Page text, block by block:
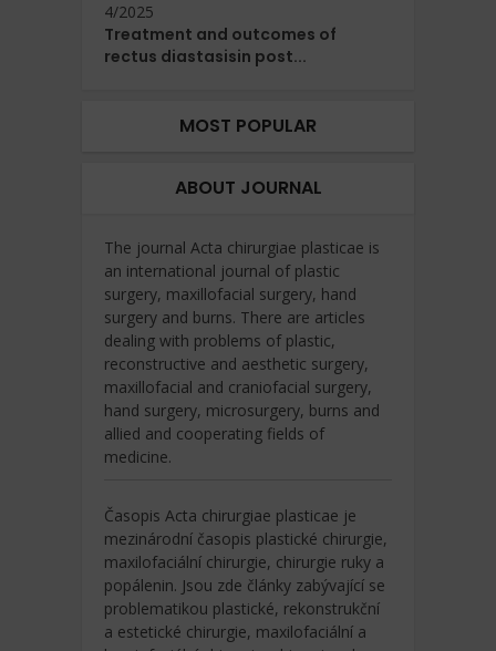
4/2025
Treatment and outcomes of
rectus diastasisin post...
MOST POPULAR
ABOUT JOURNAL
The journal Acta chirurgiae plasticae is
an international journal of plastic
surgery, maxillofacial surgery, hand
surgery and burns. There are articles
dealing with problems of plastic,
reconstructive and aesthetic surgery,
maxillofacial and craniofacial surgery,
hand surgery, microsurgery, burns and
allied and cooperating fields of
medicine.
Časopis Acta chirurgiae plasticae je
mezinárodní časopis plastické chirurgie,
maxilofaciální chirurgie, chirurgie ruky a
popálenin. Jsou zde články zabývající se
problematikou plastické, rekonstrukční
a estetické chirurgie, maxilofaciální a